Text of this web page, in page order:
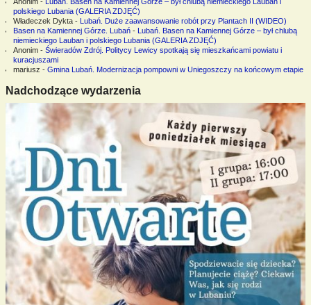
polskiego Lubania (GALERIA ZDJĘĆ)
Władeczek Dykta- Lubań. Duże zaawansowanie robót przy Plantach II (WIDEO)
Basen na Kamiennej Górze. Lubań- Lubań. Basen na Kamiennej Górze – był chlubą
niemieckiego Lauban i polskiego Lubania (GALERIA ZDJĘĆ)
Anonim- Świeradów Zdrój. Politycy Lewicy spotkają się mieszkańcami powiatu i
kuracjuszami
mariusz - Gmina Lubań. Modernizacja pompowni w Uniegoszczy na końcowym etapie
Nadchodzące wydarzenia